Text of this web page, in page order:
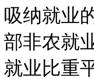
吸纳就业
部非农就
就业比重